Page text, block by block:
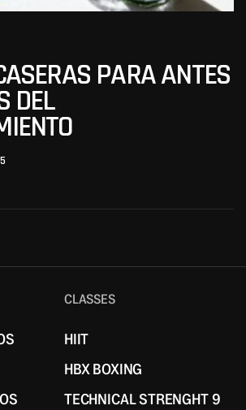
PARA ANTES
DEL
CLASSES
HIIT
HIIT
HBX BOXING
HBX BOXING
TECHNICAL STRENGHT 9